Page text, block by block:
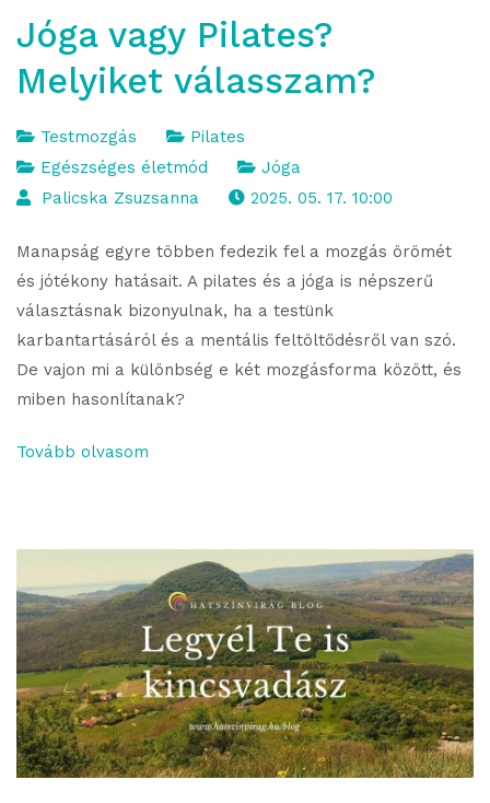
Jóga vagy Pilates?
Melyiket válasszam?
Testmozgás
Pilates
Egészséges életmód
Jóga
Palicska Zsuzsanna
2025. 05. 17. 10:00
Manapság egyre többen fedezik fel a mozgás örömét
és jótékony hatásait. A pilates és a jóga is népszerű
választásnak bizonyulnak, ha a testünk
karbantartásáról és a mentális feltöltődésről van szó.
De vajon mi a különbség e két mozgásforma között, és
miben hasonlítanak?
Tovább olvasom